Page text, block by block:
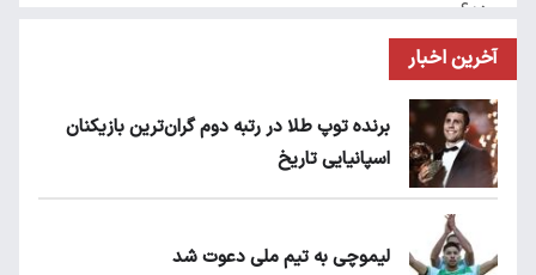
آخرین اخبار
برنده توپ طلا در رتبه دوم گران‌ترین بازیکنان
اسپانیایی تاریخ
لیموچی به تیم ملی دعوت شد